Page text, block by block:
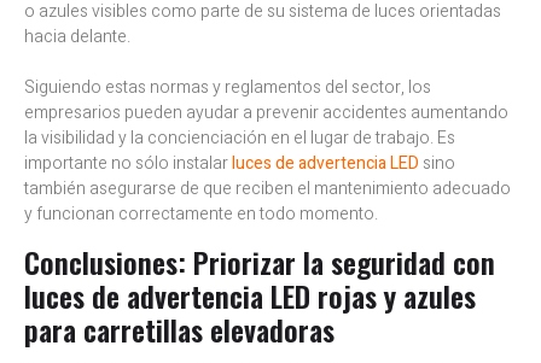
o azules visibles como parte de su sistema de luces orientadas
hacia delante.
Siguiendo estas normas y reglamentos del sector, los
empresarios pueden ayudar a prevenir accidentes aumentando
la visibilidad y la concienciación en el lugar de trabajo. Es
importante no sólo instalarluces de advertencia LED sino
también asegurarse de que reciben el mantenimiento adecuado
y funcionan correctamente en todo momento.
Conclusiones: Priorizar la seguridad con
luces de advertencia LED rojas y azules
para carretillas elevadoras